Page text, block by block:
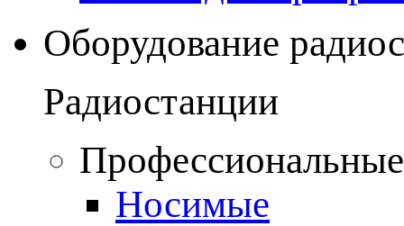
Оборудование
Радиостанции
Носимые